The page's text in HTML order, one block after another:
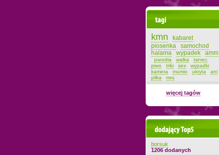
kmn
kabaret
piosenka
samochod
halama
wypadek amm
parodia walka
taniec
piwo
triki sex
wypadki
kamera
mumio ukryta
ani
pilka
mru
więcej tagów
Dodający top-5
borsuk
1206 dodanych